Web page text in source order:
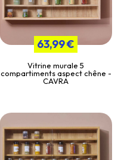
63,99 €
Vitrine murale 5
compartiments aspect chêne -
CAVRA